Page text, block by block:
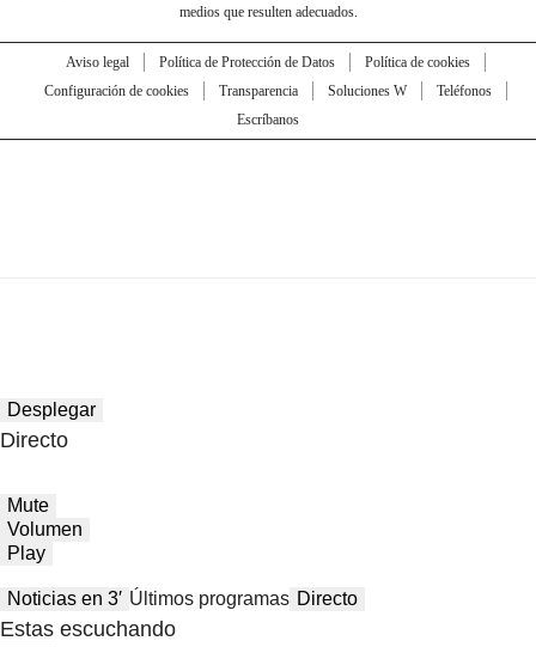
medios que resulten adecuados.
Aviso legal Política de Protección de Datos
Política de cookies
Configuración de cookies
Transparencia Soluciones W
Teléfonos
Escríbanos
Desplegar
Directo
Mute
Volumen
Play
Noticias en 3′ Últimos programas Directo
Estas escuchando